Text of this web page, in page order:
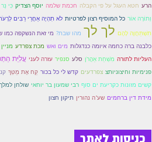
הרע חטא העגל על פי הקבלה חכמת שלמה יוסף הצדיק כִּי
וְתוֹרָה אוֹר כל המוסיף רצון לפרטיות לֹא תִהְיֶה אַחֲרֵי רַבִּים
תִשְׁתַּחֲוֶה לָהֶם לך לך מהו שבת? מי זאת הנשקפה כמו
כלבנה ברה כחמה איומה כנדגלות מים ואש מכת צפרדע מניין
העליות לתורה מִשְׁחַת אַהֲרֹן סלע סנפיר עזרה לעני עֲלִיַּת
פנימיות וחיצוניותצ צפרדעים קדש לי כל בכור קַח אֶת מַטְּךָ
קשים מזונות כקריעת ים סוף רבי שמעון בר יוחאי שולחן למלך
מידת דין ברחמים שע"ה נהורין תיקון חצון
כניסות לאתר